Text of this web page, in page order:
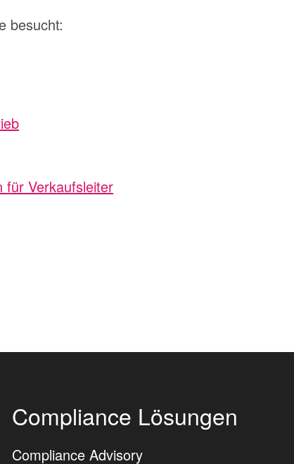
besucht:
für Verkaufsleiter
Compliance Lösungen
Compliance Advisory